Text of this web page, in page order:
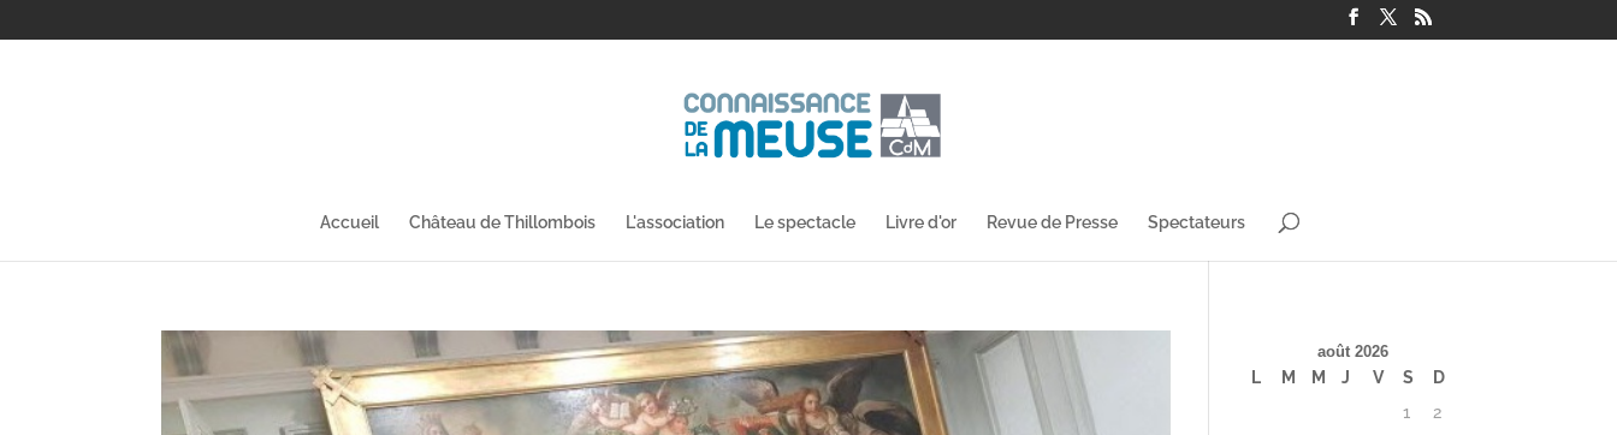
Accueil Château de Thillombois L'association Le spectacle Livre d'or Revue de Presse Spectateurs
août 2026
L M M J V S
D
1
2